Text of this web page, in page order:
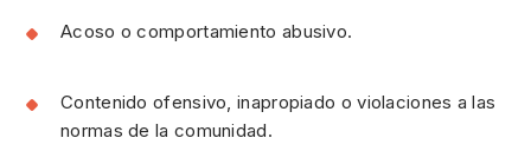
Acoso o comportamiento abusivo.
Contenido ofensivo, inapropiado o violaciones a las
normas de la comunidad.